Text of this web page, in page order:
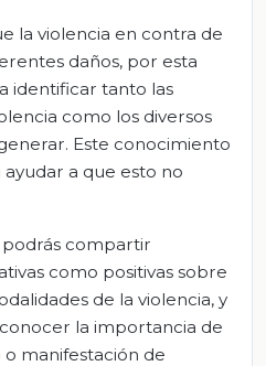
la violencia en contra de
daños, por esta
identificar tanto las
como los diversos
Este conocimiento
a que esto no
podrás compartir
como positivas sobre
de la violencia, y
la importancia de
manifestación de